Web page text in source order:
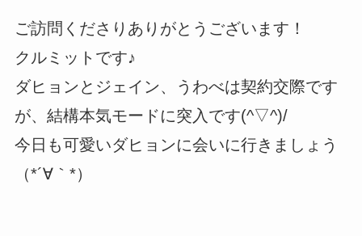
ご訪問くださりありがとうございます！
クルミットです♪
ダヒョンとジェイン、うわべは契約交際です
が、結構本気モードに突入です(^▽^)/
今日も可愛いダヒョンに会いに行きましょう
（*´∀｀*）